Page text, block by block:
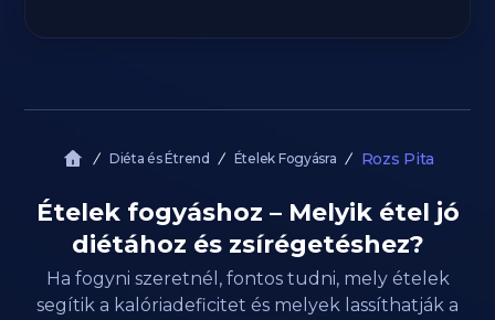
Diéta és Étrend Ételek Fogyásra Rozs Pita
Ételek fogyáshoz – Melyik étel jó
diétához és zsírégetéshez?
Ha fogyni szeretnél, fontos tudni, mely ételek
segítik a kalóriadeficitet és melyek lassíthatják a